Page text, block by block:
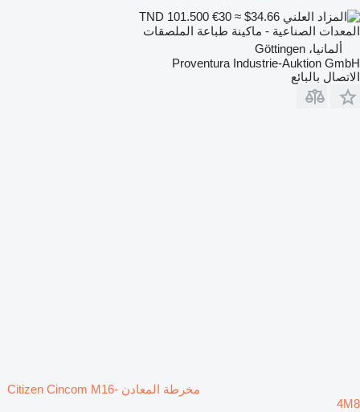
€30 ≈ $34.66
المعدات الصناعية - ماكينة طباعة الملصقات
ألمانيا، Göttingen
Proventura Industrie-Auktion GmbH
الاتصال بالبائع
مخرطة المعادن Citizen Cincom M16-
4M8